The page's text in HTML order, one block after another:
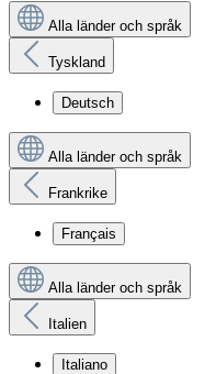
Alla länder och språk
Tyskland
Deutsch
Alla länder och språk
Frankrike
Français
Alla länder och språk
Italien
Italiano